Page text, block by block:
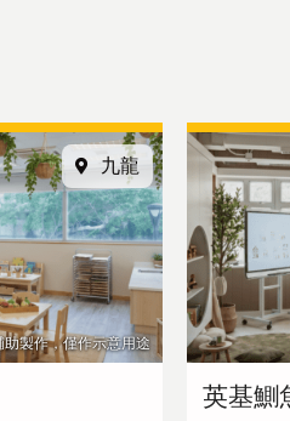
九龍
助製作，僅作示意用途
英基鰂